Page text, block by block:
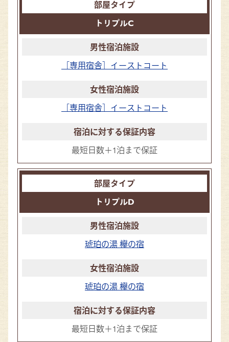
トリプルC
［専用宿舎］イーストコート
［専用宿舎］イーストコート
最短日数＋1泊まで保証
トリプルD
琥珀の湯 欅の宿
琥珀の湯 欅の宿
最短日数＋1泊まで保証